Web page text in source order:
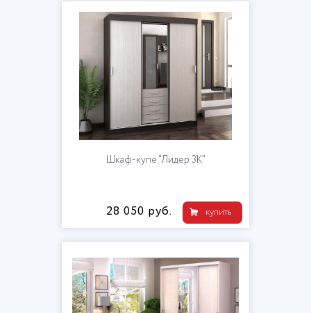
Шкаф-купе "Лидер 3К"
купить
28 050 руб.